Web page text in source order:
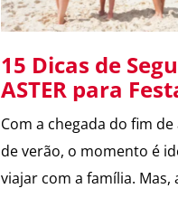
15 Dicas de
ASTER para
Com a chegada do fim
de verão, o momento é
viajar com a família. Mas,